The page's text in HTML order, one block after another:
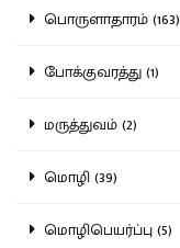
பொருளாதாரம் (163)
போக்குவரத்து (1)
மருத்துவம் (2)
மொழி (39)
மொழிபெயர்ப்பு (5)